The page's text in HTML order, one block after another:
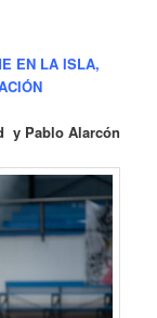
EN LA ISLA,
y Pablo Alarcón